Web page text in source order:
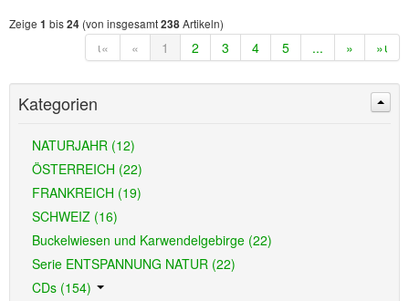
Zeige 1 bis24 (von insgesamt238Artikeln)
ι« « 1 2 3 4 5 ... » »ι
Kategorien
NATURJAHR (12)
ÖSTERREICH (22)
FRANKREICH (19)
SCHWEIZ (16)
Buckelwiesen und Karwendelgebirge (22)
Serie ENTSPANNUNG NATUR (22)
CDs (154)